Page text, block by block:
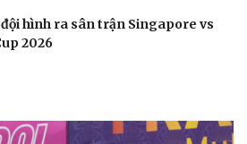
hình ra sân trận Singapore vs
2026